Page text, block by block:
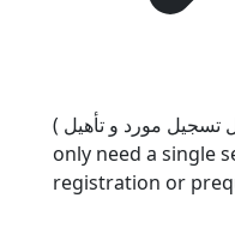
تسجيل مورد و تأهيل )
only need a single
registration or